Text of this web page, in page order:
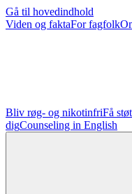
Gå til hovedindhold
Viden og faktaFor fagfolk
Bliv røg- og nikotinfriFå
digCounseling in English